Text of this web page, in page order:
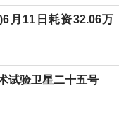
月11日耗资32.06万
试验卫星二十五号